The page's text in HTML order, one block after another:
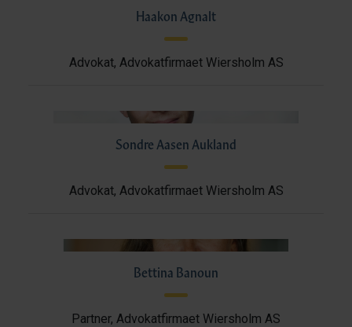
Haakon Agnalt
Advokat, Advokatfirmaet Wiersholm AS
Sondre Aasen Aukland
Advokat, Advokatfirmaet Wiersholm AS
Bettina Banoun
Partner, Advokatfirmaet Wiersholm AS